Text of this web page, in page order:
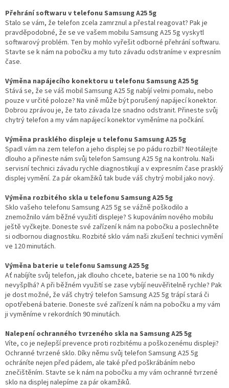
l
á
d
a
c
r
v
k
y
v
p
i
s
u
Přehrání softwaru v telefonu Samsung A25 5g
Stalo se vám, že telefon zcela zamrznul a přestal reagovat? Pak je
pravděpodobné, že se ve vašem mobilu Samsung A25 5g vyskytl
softwarový problém. Ten by mohlo vyřešit odborné přehrání softwaru.
Stavte se k nám na pobočku a my tuto závadu odstraníme v expresním
čase.
Výměna napájecího konektoru u telefonu Samsung A25 5g
Stává se, že se váš mobil Samsung A25 5g nabíjí velmi pomalu, nebo
pouze v určité poloze? Na vině může být porušený napájecí konektor.
Dobrou zprávou je, že tato závada lze snadno odstranit. Přineste svůj
chytrý telefon a my vám napájecí konektor vyměníme na počkání.
Výměna prasklého displeje u telefonu Samsung A25 5g
Spadl vám na zem telefon a jeho displej se po pádu rozbil? Neotálejte
dlouho a přineste nám svůj telefon Samsung A25 5g na kontrolu. Naši
servisní technici závadu rychle diagnostikují a v expresním čase prasklý
displej vymění. Za pár okamžiků tak bude váš chytrý mobil jako nový.
Výměna rozbitého skla u telefonu Samsung A25 5g
Sklo vašeho telefonu Samsung A25 5g se vážně poškodilo a
znemožnilo vám běžné využití displeje? S kupováním nového mobilu
ještě vyčkejte. Doneste své zařízení k nám na pobočku a poslechněte
si odbornou diagnostiku. Rozbité sklo vám naši zkušení technici vymění
ve 120 minutách.
Výměna baterie u telefonu Samsung A25 5g
Ať nabíjíte svůj telefon, jak dlouho chcete, baterie se na 100 % nikdy
nevyšplhá? A při běžném využití se zase vybíjí neuvěřitelně rychle? Pak
je dost možné, že váš chytrý telefon Samsung A25 5g trápí stará či
opotřebená baterie. Doneste své zařízení k nám na pobočku a my vám
ji vyměníme v rekordních 90 minutách.
Nalepení ochranného tvrzeného skla na Samsung A25 5g
Víte, co je nejlepší prevence proti rozbitému a poškozenému displeji?
Ochranné tvrzené sklo. Díky němu svůj telefon Samsung A25 5g
ochráníte nejen před pádem, ale také před poškrábáním nebo
znečištěním. Stavte se k nám na pobočku a my vám ochranné tvrzené
sklo na displej nalepíme za pár okamžiků.